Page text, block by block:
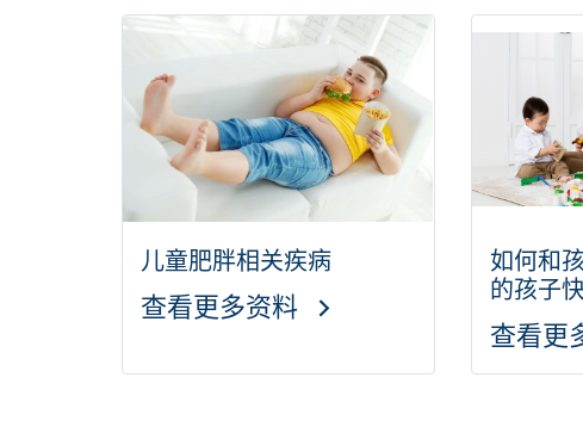
儿童肥胖相关疾病
查看更多资料
如何和
的孩子
查看更